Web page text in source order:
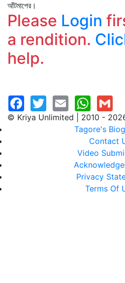
আঁটমাপের।
Please Login
a rendition.
help.
© Kriya Unlimited | 2010 -
Tagore's
Contact
Video
Privacy
Terms Of